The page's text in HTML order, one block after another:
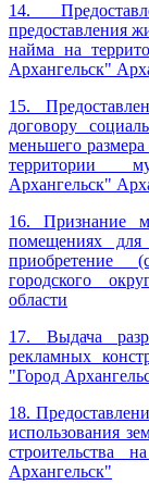
14.
предоставления
найма на
Архангельск"
15.
договору
меньшего
территории
Архангельск"
16. Признание
помещениях для
приобретение
городского
области
17. Выдача
рекламных
"Город
18.
использования
строительства
Архангельск"